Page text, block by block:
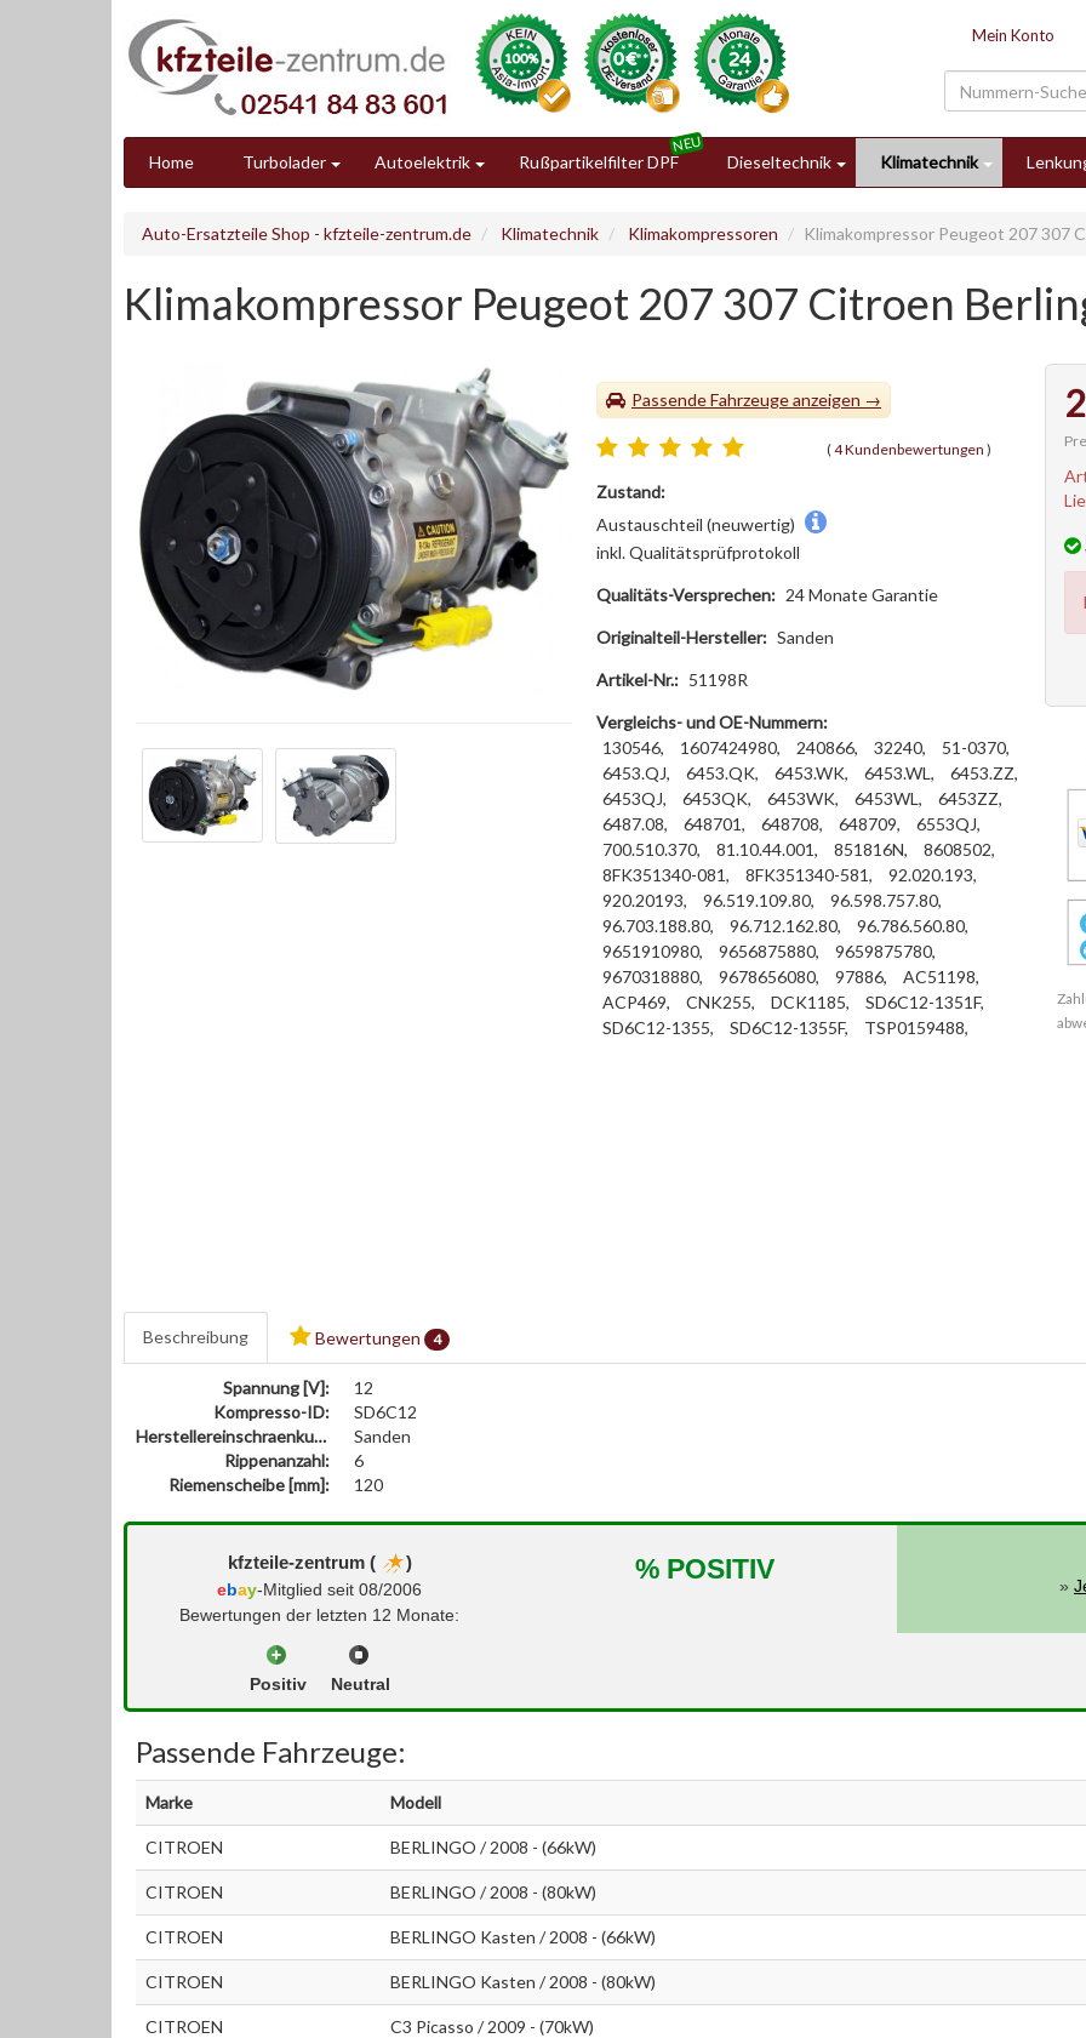
Mein Konto
Home Turbolader Autoelektrik Rußpartikelfilter DPF Dieseltechnik Klimatechnik
Auto-Ersatzteile Shop - kfzteile-zentrum.de Klimatechnik Klimakompressoren Klimakompressor Peugeot 207 307
Klimakompressor Peugeot 207 307 Citroen
Passende Fahrzeuge
(4 Kundenbewertungen )
Zustand:
Austauschteil (neuwertig)
inkl. Qualitätsprüfprotokoll
Qualitäts-Versprechen: 24 Monate Garantie
Originalteil-Hersteller: Sanden
Artikel-Nr.: 51198R
Vergleichs- und OE-Nummern:
130546,
1607424980, 240866, 32240,
51-0370,
6453.QJ,
6453.QK, 6453.WK, 6453.WL,
6453.ZZ,
6453QJ,
6453QK, 6453WK, 6453WL,
6453ZZ,
6487.08,
648701, 648708, 648709,
6553QJ,
700.510.370,
81.10.44.001, 851816N,
8608502,
8FK351340-081,
8FK351340-581,
92.020.193,
920.20193,
96.519.109.80,
96.598.757.80,
96.703.188.80,
96.712.162.80,
96.786.560.80,
9651910980,
9656875880,
9659875780,
9670318880,
9678656080, 97886,
AC51198,
ACP469,
CNK255, DCK1185,
SD6C12-1351F,
SD6C12-1355,
SD6C12-1355F, TSP0159488,
Beschreibung Bewertungen 4
Spannung [V]:
12
Kompresso-ID:
SD6C12
Herstellereinschraenkung:
Sanden
Rippenanzahl:
6
Riemenscheibe [mm]:
120
kfzteile-zentrum ( )
ebay-Mitglied seit 08/2006
Bewertungen der letzten 12 Monate:
Positiv Neutral
% POSITIV
»
Passende Fahrzeuge:
Marke Modell
CITROEN BERLINGO / 2008 - (66kW)
CITROEN BERLINGO / 2008 - (80kW)
CITROEN BERLINGO Kasten / 2008 - (66kW)
CITROEN BERLINGO Kasten / 2008 - (80kW)
CITROEN C3 Picasso / 2009 - (70kW)